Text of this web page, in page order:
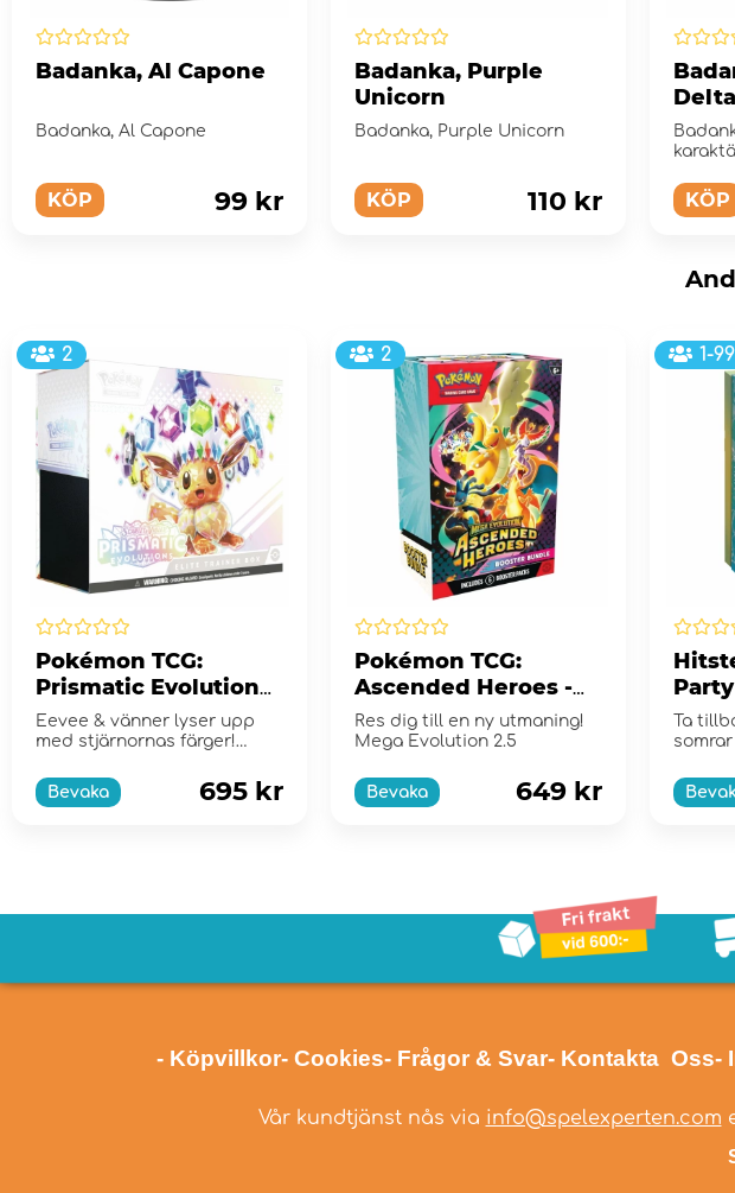
Badanka, Al Capone
Badanka, Al Capone
KÖP 99 kr
Badanka, Purple
Unicorn
Badanka, Purple Unicorn
KÖP 110 kr
Delta
KÖP
2
Pokémon TCG:
Prismatic Evolutions
Elite Trainer Box
Eevee & vänner lyser upp
med stjärnornas färger!
Bevaka
695 kr
2
Pokémon TCG:
Ascended Heroes -
Booster Bundle
Res dig till en ny utmaning!
Mega Evolution 2.5
Bevaka 649 kr
1-99
Ta
- Köpvillkor- Cookies- Frågor & Svar- Kontakta Oss-
Vår kundtjänst nås via info@spelexperten.com